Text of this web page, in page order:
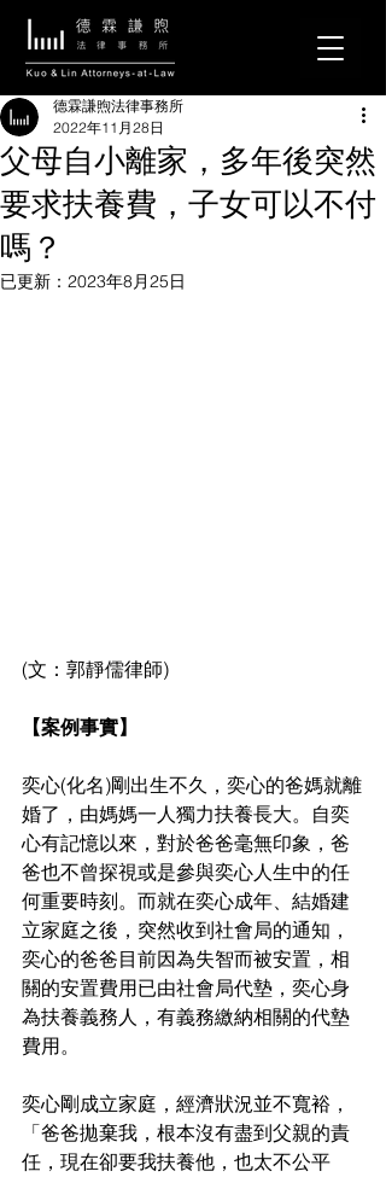
父母自小離家，多年後突然
要求扶養費，子女可以不付
嗎？
德霖謙煦法律事務所
2022年11月28日
已更新： 2023年8月25日
(文：郭靜儒律師)
【案例事實】
奕心(化名)剛出生不久，奕心的爸媽就離
婚了，由媽媽一人獨力扶養長大。自奕
心有記憶以來，對於爸爸毫無印象，爸
爸也不曾探視或是參與奕心人生中的任
何重要時刻。而就在奕心成年、結婚建
立家庭之後，突然收到社會局的通知，
奕心的爸爸目前因為失智而被安置，相
關的安置費用已由社會局代墊，奕心身
為扶養義務人，有義務繳納相關的代墊
費用。
奕心剛成立家庭，經濟狀況並不寬裕，
「爸爸拋棄我，根本沒有盡到父親的責
任，現在卻要我扶養他，也太不公平